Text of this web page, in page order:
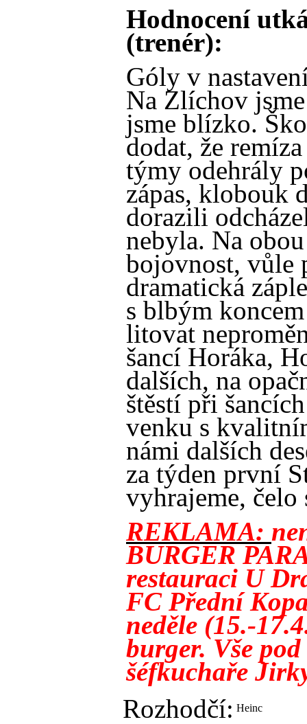
Hodnocení
(trenér):
Góly v
Na Zlíchov
jsme blízko.
dodat, že
týmy odehrály
zápas, klobouk
dorazili
nebyla. Na
bojovnost, vůle
dramatická
s blbým
litovat
šancí Horáka,
dalších, na
štěstí při
venku s
námi dalších
za týden první
vyhrajeme, čelo
REKLAMA:
BURGER
restauraci U
FC Přední
neděle (15.-
burger. Vše
šéfkuchaře
Rozhodčí: Heinc